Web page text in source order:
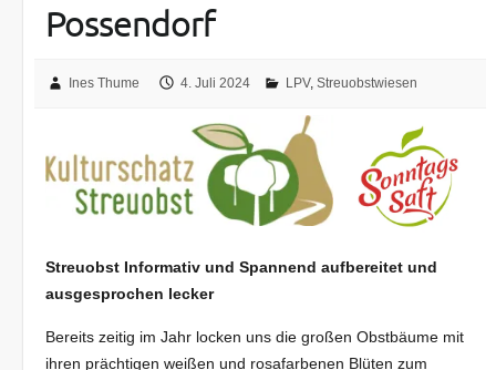
Possendorf
Ines Thume 4. Juli 2024 LPV,Streuobstwiesen
Streuobst Informativ und Spannend aufbereitet und
ausgesprochen lecker
Bereits zeitig im Jahr locken uns die großen Obstbäume mit
ihren prächtigen weißen und rosafarbenen Blüten zum